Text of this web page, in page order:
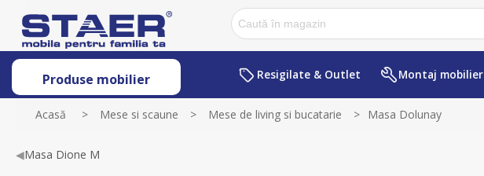
Produse mobilier Resigilate & Outlet Montaj mobilier
Acasă > Mese si scaune > Mese de living si bucatarie > Masa Dolunay
◀Masa Dione M